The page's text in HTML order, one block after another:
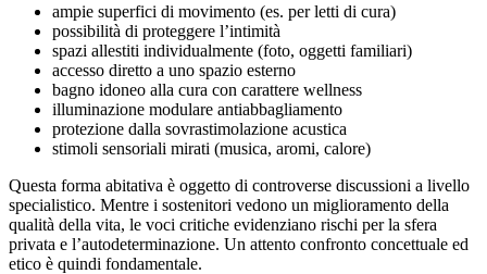
ampie superfici di movimento (es. per letti di cura)
possibilità di proteggere l’intimità
spazi allestiti individualmente (foto, oggetti familiari)
accesso diretto a uno spazio esterno
bagno idoneo alla cura con carattere wellness
illuminazione modulare antiabbagliamento
protezione dalla sovrastimolazione acustica
stimoli sensoriali mirati (musica, aromi, calore)
Questa forma abitativa è oggetto di controverse discussioni a livello
specialistico. Mentre i sostenitori vedono un miglioramento della
qualità della vita, le voci critiche evidenziano rischi per la sfera
privata e l’autodeterminazione. Un attento confronto concettuale ed
etico è quindi fondamentale.